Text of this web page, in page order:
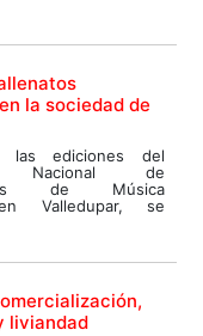
la sociedad de
ediciones del
Nacional de
de Música
Valledupar, se
liviandad